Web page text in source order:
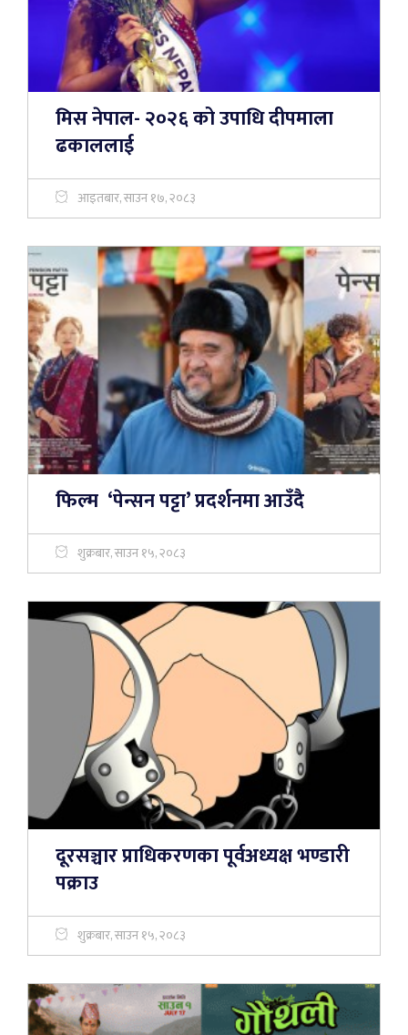
मिस नेपाल- २०२६ को उपाधि दीपमाला
ढकाललाई
आइतबार, साउन १७, २०८३
फिल्म ‘पेन्सन पट्टा’ प्रदर्शनमा आउँदै
शुक्रबार, साउन १५, २०८३
दूरसञ्चार प्राधिकरणका पूर्वअध्यक्ष भण्डारी
पक्राउ
शुक्रबार, साउन १५, २०८३